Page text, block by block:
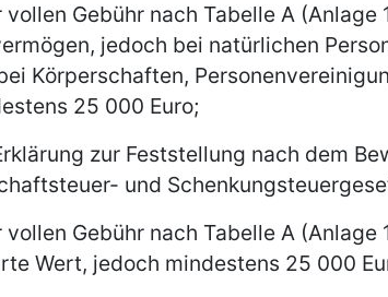
vollen Gebühr nach Tabelle A
jedoch bei natürlichen
Körperschaften,
25 000 Euro;
zur Feststellung nach dem
und
vollen Gebühr nach Tabelle A
Wert, jedoch mindestens 25 000